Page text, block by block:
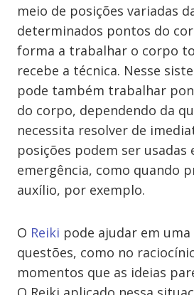
meio de posições variadas
determinados pontos do
forma a trabalhar o corpo
recebe a técnica. Nesse
pode também trabalhar
do corpo, dependendo da
necessita resolver de
posições podem ser usadas
emergência, como quando
auxílio, por exemplo.
O Reiki pode ajudar em uma
questões, como no
momentos que as ideias